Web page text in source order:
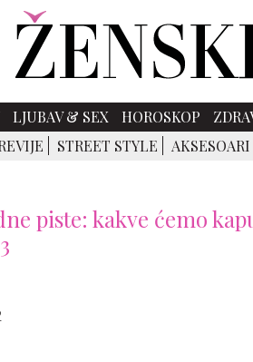
LJUBAV & SEX HOROSKOP
STREET STYLE AKSESOARI
piste: kakve ćemo